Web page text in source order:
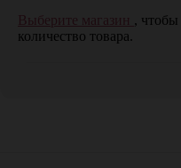
Выберите магазин , чтобы
количество товара.